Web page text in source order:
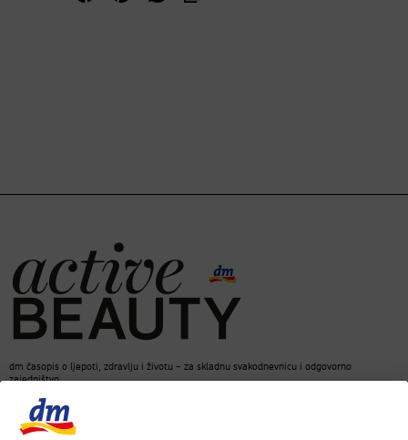
dm časopis o ljepoti, zdravlju i životu – za skladnu svakodnevnicu i odgovorno
zajedništvo.